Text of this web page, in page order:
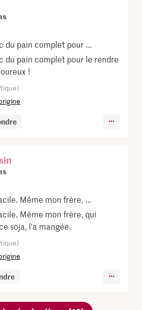
du pain complet pour ...
du pain complet pour le rendre
!
Même mon frère, ...
Même mon frère, qui
soja, l'a mangée.